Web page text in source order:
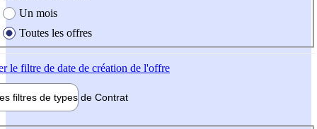
Un mois
Toutes les offres
le filtre de date de création de l'offre
filtres de types de Contrat